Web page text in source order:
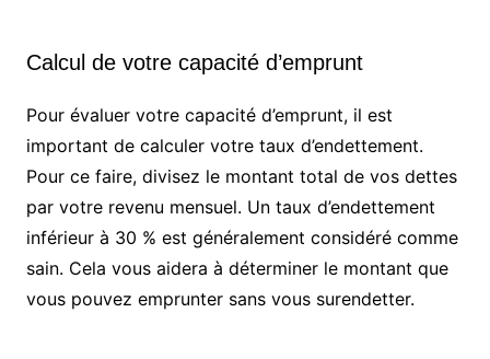
Calcul de votre capacité d’emprunt
Pour évaluer votre capacité d’emprunt, il est
important de calculer votre taux d’endettement.
Pour ce faire, divisez le montant total de vos dettes
par votre revenu mensuel. Un taux d’endettement
inférieur à 30 % est généralement considéré comme
sain. Cela vous aidera à déterminer le montant que
vous pouvez emprunter sans vous surendetter.